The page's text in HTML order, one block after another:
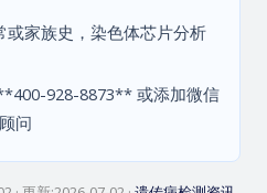
或家族史，染色体芯片分析
928-8873** 或添加微信
问